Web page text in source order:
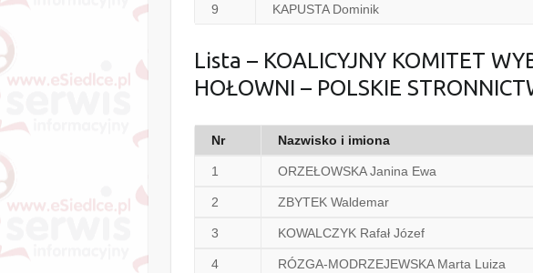
9 KAPUSTA Dominik
Lista – KOALICYJNY KOMITET
HOŁOWNI – POLSKIE
Nr Nazwisko i imiona
1 ORZEŁOWSKA Janina Ewa
2 ZBYTEK Waldemar
3 KOWALCZYK Rafał Józef
4 RÓZGA-MODRZEJEWSKA Marta Luiza